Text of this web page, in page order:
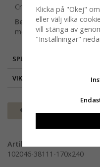
Creative Rugs från
Beställning:Field
med fem veckors
SPECIFIKATION
VIKTIG INFORMATION
Artikelnummer:
102046-38111-170x240
Klicka på "Okej"
eller välj vilka
vill stänga av
"Inställningar"